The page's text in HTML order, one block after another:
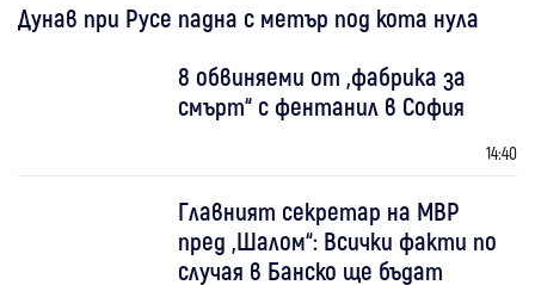
Дунав при Русе падна с метър под кота нула
8 обвиняеми от „фабрика за
смърт“ с фентанил в София
14:40
Главният секретар на МВР
пред „Шалом“: Всички факти по
случая в Банско ще бъдат